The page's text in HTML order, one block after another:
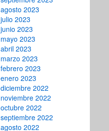
agosto 2023
julio 2023
junio 2023
mayo 2023
abril 2023
marzo 2023
febrero 2023
enero 2023
diciembre 2022
noviembre 2022
octubre 2022
septiembre 2022
agosto 2022